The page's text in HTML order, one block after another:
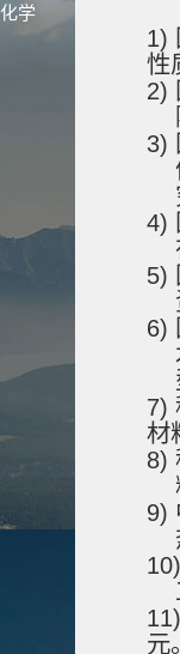
学
1)
性
2)
3)
4)
5)
6)
7)
材
8)
9)
元